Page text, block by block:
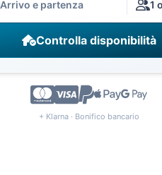
Arrivo e partenza 1
Controlla disponibilità
+ Klarna · Bonifico bancario